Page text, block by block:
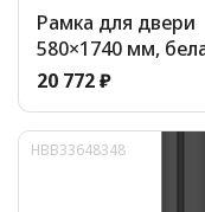
Рамка для двери
580×1740 мм,
20 772 ₽
HBB33648348